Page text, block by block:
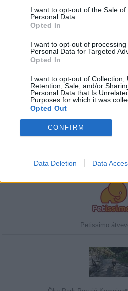
I want to opt-out of the Sale of
Personal Data.
Opted In
I want to opt-out of processing
Personal Data for Targeted
Opted In
I want to opt-out of Collection,
Retention, Sale, and/or
Personal Data that Is
Purposes for which it was
Opted Out
CONFIRM
Data Deletion Data
Javasolj egy
Petissimo